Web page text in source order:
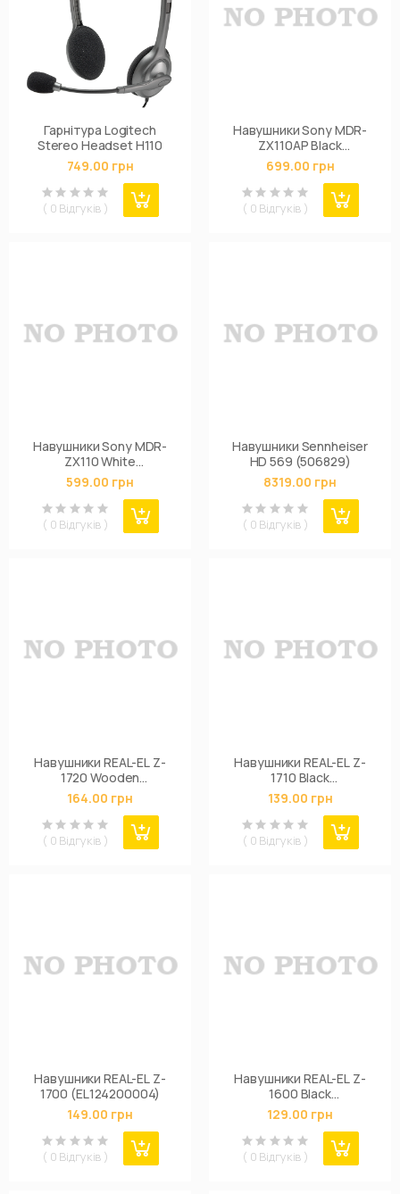
Гарнітура Logitech
Stereo Headset H110
749.00 грн
( 0 Відгуків )
Навушники Sony MDR-
ZX110AP Black
(MDRZX110APB.CE7)
699.00 грн
( 0 Відгуків )
Навушники Sony MDR-
ZX110 White
(MDRZX110W.AE)
599.00 грн
( 0 Відгуків )
Навушники Sennheiser
HD 569 (506829)
8319.00 грн
( 0 Відгуків )
Навушники REAL-EL Z-
1720 Wooden
(EL124200018)
164.00 грн
( 0 Відгуків )
Навушники REAL-EL Z-
1710 Black
(EL124200017)
139.00 грн
( 0 Відгуків )
Навушники REAL-EL Z-
1700 (EL124200004)
149.00 грн
( 0 Відгуків )
Навушники REAL-EL Z-
1600 Black
(EL124200002)
129.00 грн
( 0 Відгуків )